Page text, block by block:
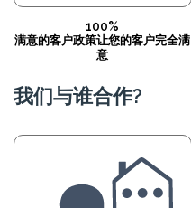
100%
满意的客户政策让您的客户完全满
意
我们与谁合作?